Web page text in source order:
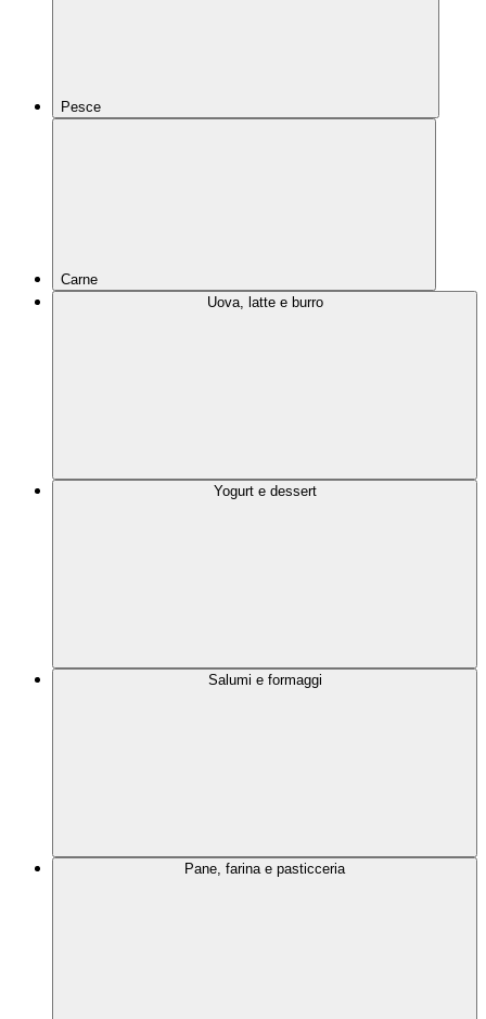
Pesce
Carne
Uova, latte e burro
Yogurt e dessert
Salumi e formaggi
Pane, farina e pasticceria